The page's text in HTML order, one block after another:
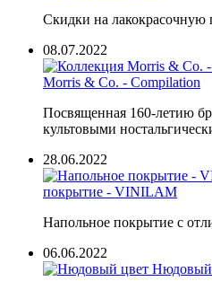
Скидки на
08.07.2022
Morris & Co. - Compilation
Посвященная 160-летию
культовыми
28.06.2022
покрытие - VINILAM
Напольное покрытие с
06.06.2022
Нюдовый